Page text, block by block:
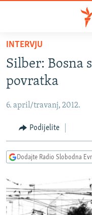
Pređite
glavni
sadržaj
Pređite
na
navigaciju
Pređite
na
VIJESTI
BOSNA I
SRBIJA
KOSOVO
CRNA GORA
VIDEO
FOTOGALERIJE
INFOGRAFIKE
PODCASTI
RAT U UKRAJINI
KINA NA BALKANU
INTERVJU
Silber: Bosna
povratka
6. april/travanj, 2012.
Podijelite
Dodajte Radio Slobodna